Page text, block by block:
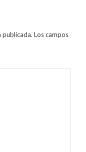
publicada. Los campos